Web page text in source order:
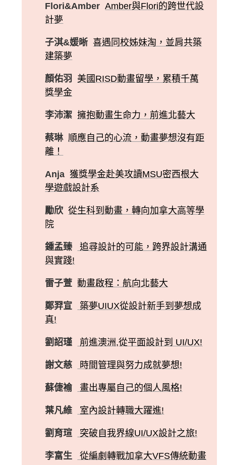
Flori&Amber Amber與Flori的跨世代設
計夢
子淇&媛晰 喜遇同校姊妹淘，並肩共築
建築夢
顏佑羽
美國RISD動畫留學，累積千萬
獎學金
李沛潔 擁抱動畫生命力，前進北藝大
蔡琳 順應自己的心流，動畫夢想沒有距
離！
Anja 獲獎學金赴美攻讀MSU密西根大
學遊戲設計系
勵欣 從生科到動畫，轉向加拿大高等學
院
鍾孟臻
追尋設計的可能，跨界設計溝通
與實踐!
雷子萱 動畫啟程：航向北藝大
鄭羿宣
築夢UIUX從設計新手到夢想成
真!
劉詔瑾 前進澳洲,從平面設計到 UI/UX!
謝文慈 時間管理與努力成就夢想!
蘇倢褕 畫出專屬自己的個人風格!
葉凡維 室內設計轉職大躍進!
劉育瑄 突破自我界線UI/UX設計之旅!
李富生 從編劇轉戰加拿大VFS傳統動畫